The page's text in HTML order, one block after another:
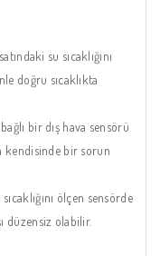
su sıcaklığını
doğru sıcaklıkta
bir dış hava sensörü
kendisinde bir sorun
ölçen sensörde
düzensiz olabilir.